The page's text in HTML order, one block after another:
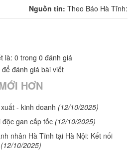
Nguồn tin: Theo Báo Hà Tĩnh:
là: 0 trong 0 đánh giá
để đánh giá bài viết
HƠN
- kinh doanh (12/10/2025)
gan cấp tốc (12/10/2025)
nhân Hà Tĩnh tại Hà Nội: Kết nối
(12/10/2025)